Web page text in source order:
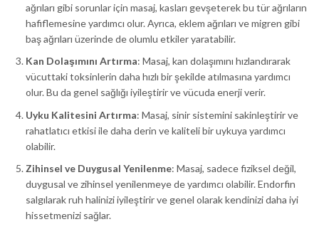
ağrıları gibi sorunlar için masaj, kasları gevşeterek bu tür ağrıların
hafiflemesine yardımcı olur. Ayrıca, eklem ağrıları ve migren gibi
baş ağrıları üzerinde de olumlu etkiler yaratabilir.
Kan Dolaşımını Artırma: Masaj, kan dolaşımını hızlandırarak
vücuttaki toksinlerin daha hızlı bir şekilde atılmasına yardımcı
olur. Bu da genel sağlığı iyileştirir ve vücuda enerji verir.
Uyku Kalitesini Artırma: Masaj, sinir sistemini sakinleştirir ve
rahatlatıcı etkisi ile daha derin ve kaliteli bir uykuya yardımcı
olabilir.
Zihinsel ve Duygusal Yenilenme: Masaj, sadece fiziksel değil,
duygusal ve zihinsel yenilenmeye de yardımcı olabilir. Endorfin
salgılarak ruh halinizi iyileştirir ve genel olarak kendinizi daha iyi
hissetmenizi sağlar.